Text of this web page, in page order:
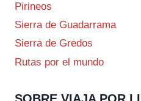
Pirineos
Sierra de Guadarrama
Sierra de Gredos
Rutas por el mundo